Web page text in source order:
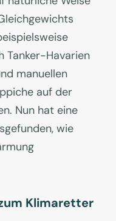
Tanker-Havarien
manuellen
auf der
Nun hat eine
wie
Klimaretter